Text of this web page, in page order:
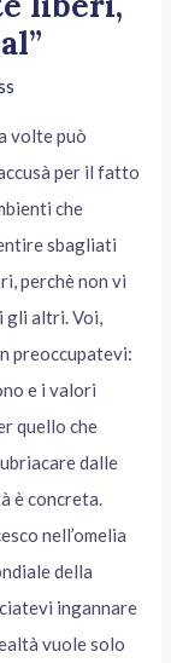
volte può
per il fatto
che
sbagliati
perchè non vi
gli altri. Voi,
preoccupatevi:
e i valori
quello che
dalle
è concreta.
nell’omelia
della
ingannare
vuole solo